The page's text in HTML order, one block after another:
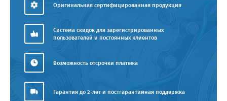
Оригинальная сертифицированная продукция
Система скидок для зарегистрированных
пользователей и постоянных клиентов
Возможность отсрочки платежа
Гарантия до 2-лет и постгарантийная поддержка